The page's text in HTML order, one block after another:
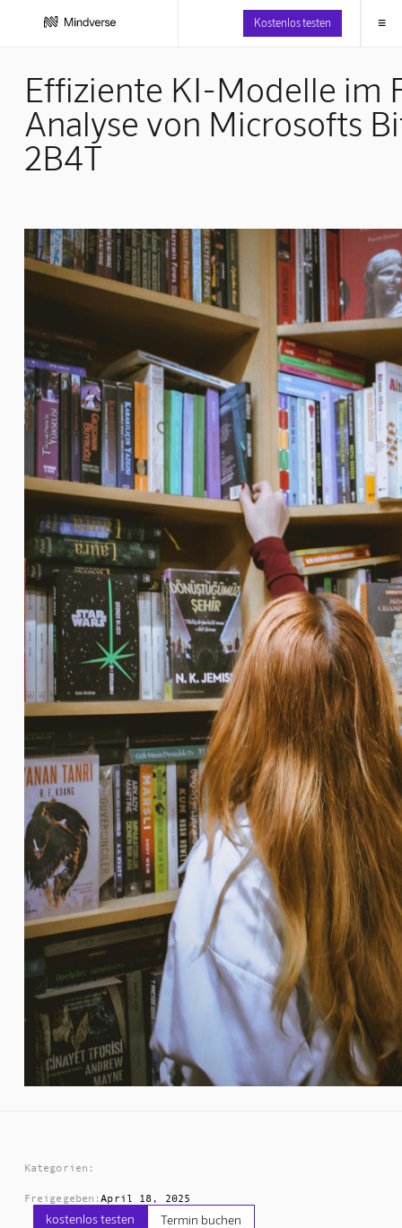
Kostenlos testen ≡
Effiziente KI-Modelle im
Analyse von Microsofts
2B4T
Kategorien:
Freigegeben:April 18, 2025
kostenlos testen Termin buchen